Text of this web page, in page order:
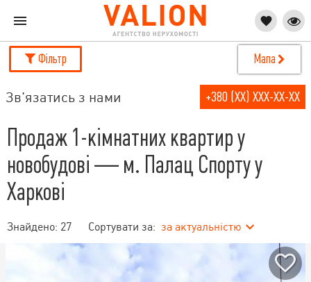
Фільтр Мапа
Зв'язатись з нами +380 (XX) XXX-XX-XX
Продаж 1-кімнатних квартир у
новобудові — м. Палац Спорту у
Харкові
Знайдено: 27 Сортувати за: за актуальністю